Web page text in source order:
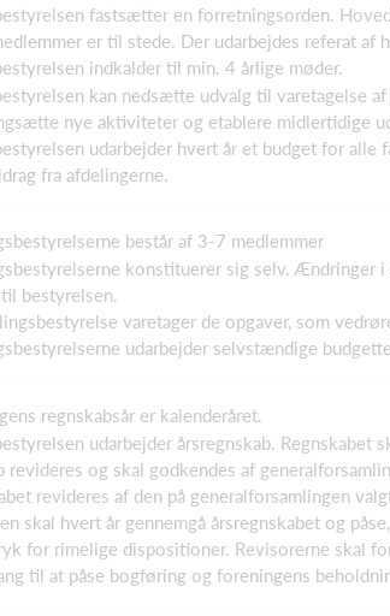
fastsætter en forretningsorden.
er til stede. Der udarbejdes referat af
indkalder til min. 4 årlige møder.
kan nedsætte udvalg til varetagelse
nye aktiviteter og etablere midlertidige
udarbejder hvert år et budget for
fra afdelingerne.
består af 3-7 medlemmer
konstituerer sig selv. Ændringer
bestyrelsen.
varetager de opgaver, som
udarbejder selvstændige
regnskabsår er kalenderåret.
udarbejder årsregnskab. Regnskabet
revideres og skal godkendes af
revideres af den på generalforsamlingen
skal hvert år gennemgå årsregnskabet og
for rimelige dispositioner. Revisorerne skal
til at påse bogføring og foreningens